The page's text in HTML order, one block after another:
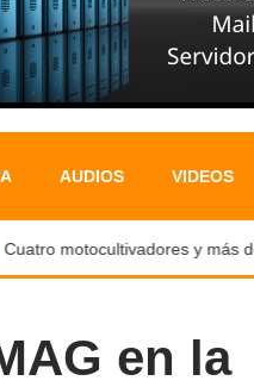
AUDIOS VIDEOS
motocultivadores y más de
en la